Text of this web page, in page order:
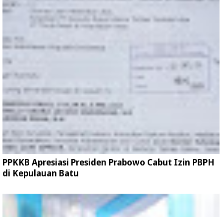
PPKKB Apresiasi Presiden Prabowo Cabut Izin PBPH
di Kepulauan Batu